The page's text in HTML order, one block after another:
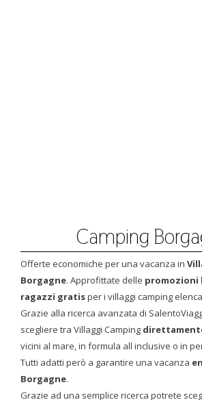
Camping
Offerte economiche per una vacanza in
Borgagne. Approfittate delle promozioni
ragazzi gratisper i villaggi camping
Grazie alla ricerca avanzata di
scegliere tra Villaggi Camping
vicini al mare, in formula all inclusive o in
Tutti adatti però a garantire una vacanza
Borgagne.
Grazie ad una semplice ricerca potrete